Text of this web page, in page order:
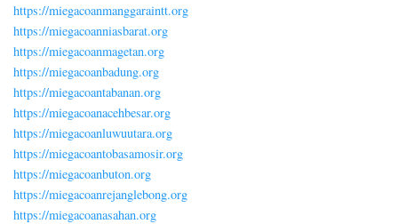
https://miegacoanmanggaraintt.org
https://miegacoanniasbarat.org
https://miegacoanmagetan.org
https://miegacoanbadung.org
https://miegacoantabanan.org
https://miegacoanacehbesar.org
https://miegacoanluwuutara.org
https://miegacoantobasamosir.org
https://miegacoanbuton.org
https://miegacoanrejanglebong.org
https://miegacoanasahan.org